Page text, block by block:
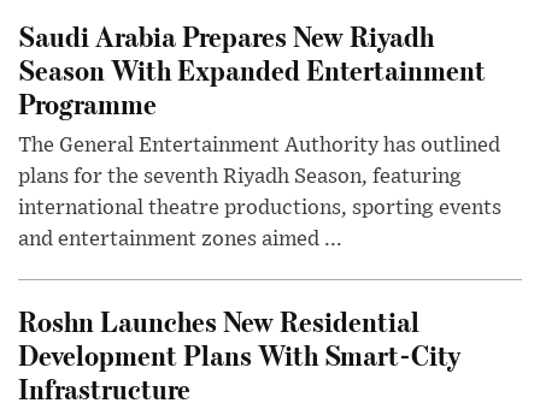
Saudi Arabia Prepares New Riyadh
Season With Expanded Entertainment
Programme
The General Entertainment Authority has outlined
plans for the seventh Riyadh Season, featuring
international theatre productions, sporting events
and entertainment zones aimed ...
Roshn Launches New Residential
Development Plans With Smart-City
Infrastructure